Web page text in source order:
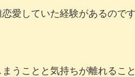
愛していた経験があるので
うことと気持ちが離れるこ